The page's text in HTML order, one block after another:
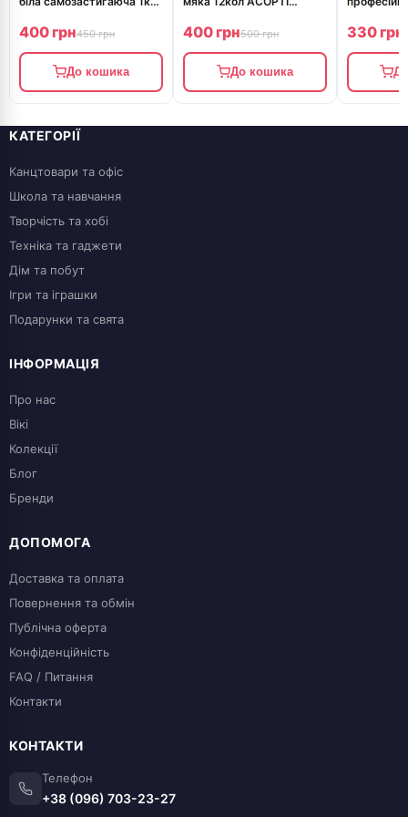
MW1000
400 грн450 грн
До кошика
MUNGYO
400 грн500 грн
До кошика
330 грн
КАТЕГОРІЇ
Канцтовари та офіс
Школа та навчання
Творчість та хобі
Техніка та гаджети
Дім та побут
Ігри та іграшки
Подарунки та свята
ІНФОРМАЦІЯ
Про нас
Вікі
Колекції
Блог
Бренди
ДОПОМОГА
Доставка та оплата
Повернення та обмін
Публічна оферта
Конфіденційність
FAQ / Питання
Контакти
КОНТАКТИ
Телефон
+38 (096) 703-23-27